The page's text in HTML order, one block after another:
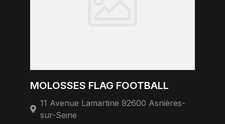
MOLOSSES FLAG FOOTBALL
11 Avenue Lamartine 92600 Asnières-
sur-Seine